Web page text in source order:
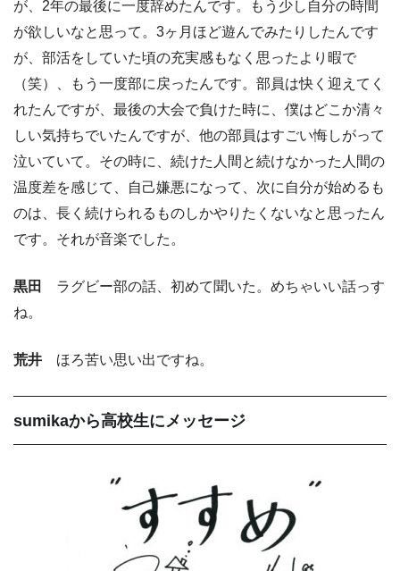
が、2年の最後に一度辞めたんです。もう少し自分の時間
が欲しいなと思って。3ヶ月ほど遊んでみたりしたんです
が、部活をしていた頃の充実感もなく思ったより暇で
（笑）、もう一度部に戻ったんです。部員は快く迎えてく
れたんですが、最後の大会で負けた時に、僕はどこか清々
しい気持ちでいたんですが、他の部員はすごい悔しがって
泣いていて。その時に、続けた人間と続けなかった人間の
温度差を感じて、自己嫌悪になって、次に自分が始めるも
のは、長く続けられるものしかやりたくないなと思ったん
です。それが音楽でした。
黒田
ラグビー部の話、初めて聞いた。めちゃいい話っす
ね。
荒井 ほろ苦い思い出ですね。
sumikaから高校生にメッセージ